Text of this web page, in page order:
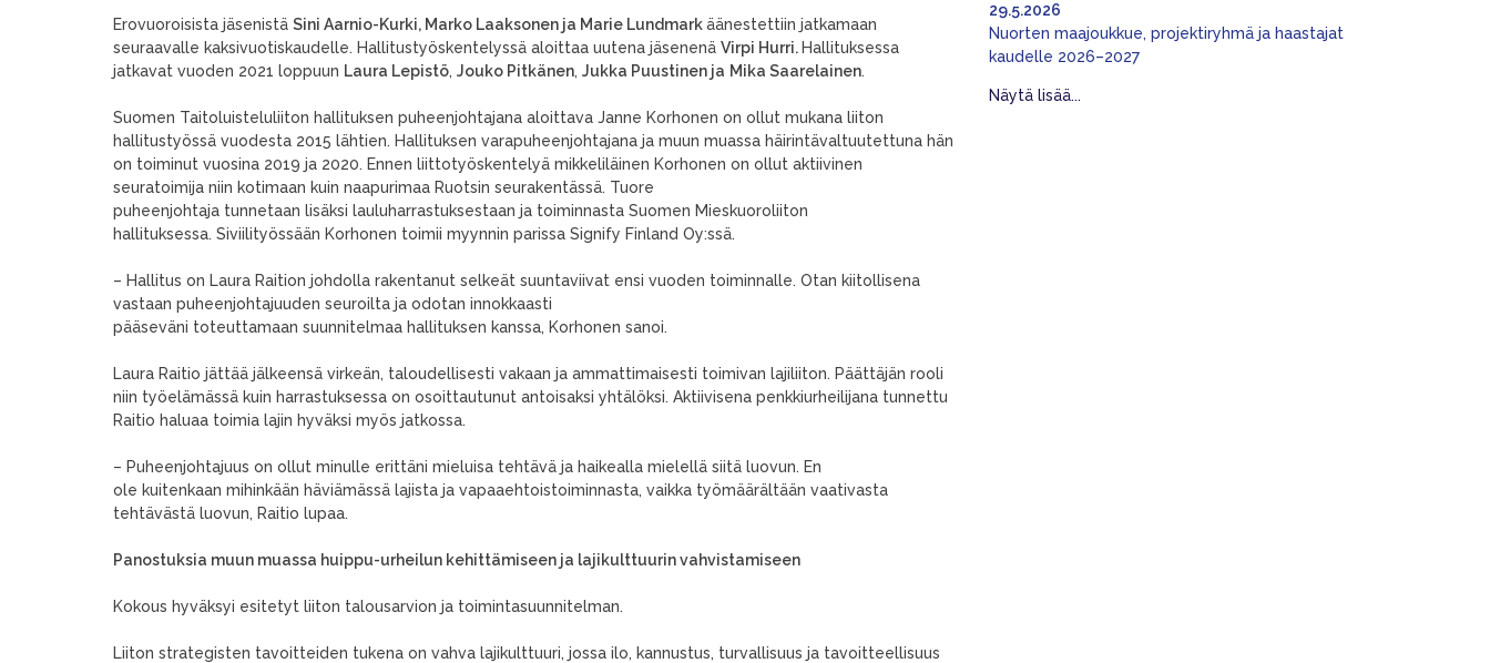
Erovuoroisista jäsenistä Sini Aarnio-Kurki, Marko Laaksonen ja Marie Lundmarkäänestettiin jatkamaan
seuraavalle kaksivuotiskaudelle. Hallitustyöskentelyssä aloittaa uutena jäsenenä Virpi Hurri. Hallituksessa
jatkavat vuoden 2021 loppuun Laura Lepistö, Jouko Pitkänen, Jukka Puustinen ja Mika Saarelainen.
Suomen Taitoluisteluliiton hallituksen puheenjohtajana aloittava Janne Korhonen on ollut mukana liiton
hallitustyössä vuodesta 2015 lähtien. Hallituksen varapuheenjohtajana ja muun muassa häirintävaltuutettuna hän
on toiminut vuosina 2019 ja 2020. Ennen liittotyöskentelyä mikkeliläinen Korhonen on ollut aktiivinen
seuratoimija niin kotimaan kuin naapurimaa Ruotsin seurakentässä. Tuore
puheenjohtaja tunnetaan lisäksi lauluharrastuksestaan ja toiminnasta Suomen Mieskuoroliiton
hallituksessa. Siviilityössään Korhonen toimii myynnin parissa Signify Finland Oy:ssä.
– Hallitus on Laura Raition johdolla rakentanut selkeät suuntaviivat ensi vuoden toiminnalle. Otan kiitollisena
vastaan puheenjohtajuuden seuroilta ja odotan innokkaasti
pääseväni toteuttamaan suunnitelmaa hallituksen kanssa, Korhonen sanoi.
Laura Raitio jättää jälkeensä virkeän, taloudellisesti vakaan ja ammattimaisesti toimivan lajiliiton. Päättäjän rooli
niin työelämässä kuin harrastuksessa on osoittautunut antoisaksi yhtälöksi. Aktiivisena penkkiurheilijana tunnettu
Raitio haluaa toimia lajin hyväksi myös jatkossa.
– Puheenjohtajuus on ollut minulle erittäni mieluisa tehtävä ja haikealla mielellä siitä luovun. En
ole kuitenkaan mihinkään häviämässä lajista ja vapaaehtoistoiminnasta, vaikka työmäärältään vaativasta
tehtävästä luovun, Raitio lupaa.
Panostuksia muun muassa huippu-urheilun kehittämiseen ja lajikulttuurin vahvistamiseen
Kokous hyväksyi esitetyt liiton talousarvion ja toimintasuunnitelman.
Liiton strategisten tavoitteiden tukena on vahva lajikulttuuri, jossa ilo, kannustus, turvallisuus ja tavoitteellisuus
Nuorten maajoukkue, projektiryhmä ja haastajat
kaudelle 2026–2027
29.5.2026
Näytä lisää...